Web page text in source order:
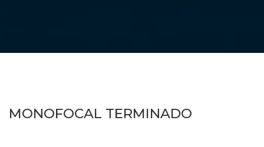
MONOFOCAL TERMINADO